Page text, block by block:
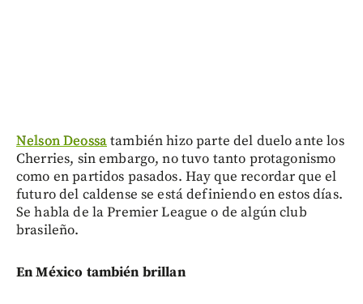
Nelson Deossatambién hizo parte del duelo ante los
Cherries, sin embargo, no tuvo tanto protagonismo
como en partidos pasados. Hay que recordar que el
futuro del caldense se está definiendo en estos días.
Se habla de la Premier League o de algún club
brasileño.
En México también brillan